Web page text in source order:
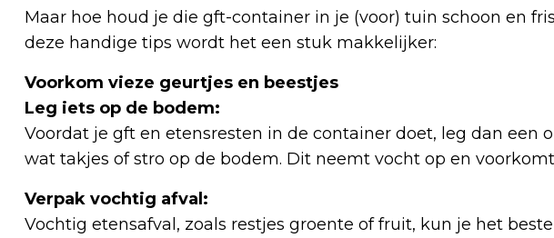
Maar hoe houd je die gft-container in je (voor) tuin schoon en
deze handige tips wordt het een stuk makkelijker:
Voorkom vieze geurtjes en beestjes
Leg iets op de bodem:
Voordat je gft en etensresten in de container doet, leg dan een
wat takjes of stro op de bodem. Dit neemt vocht op en
Verpak vochtig afval:
Vochtig etensafval, zoals restjes groente of fruit, kun je het